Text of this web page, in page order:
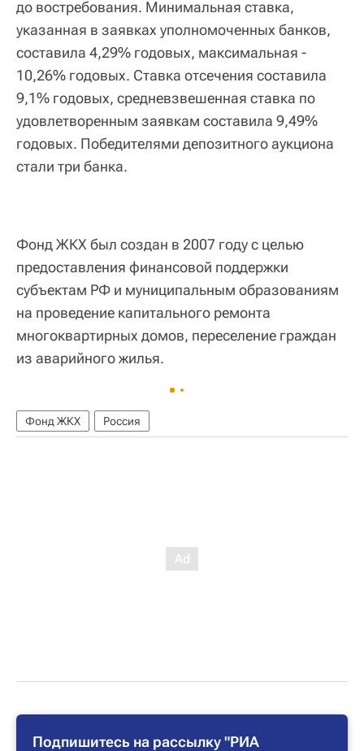
до востребования. Минимальная ставка,
указанная в заявках уполномоченных банков,
составила 4,29% годовых, максимальная -
10,26% годовых. Ставка отсечения составила
9,1% годовых, средневзвешенная ставка по
удовлетворенным заявкам составила 9,49%
годовых. Победителями депозитного аукциона
стали три банка.
Фонд ЖКХ был создан в 2007 году с целью
предоставления финансовой поддержки
субъектам РФ и муниципальным образованиям
на проведение капитального ремонта
многоквартирных домов, переселение граждан
из аварийного жилья.
Фонд ЖКХ Россия
Подпишитесь на рассылку "РИА